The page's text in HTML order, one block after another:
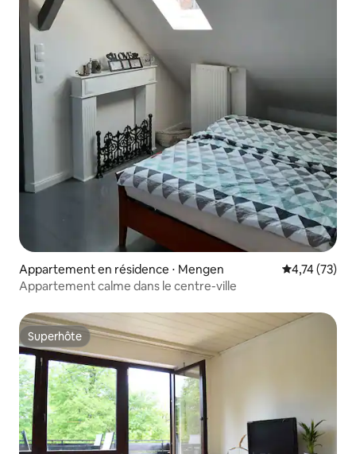
Appartement en résidence ⋅ Mengen Évaluation
4,74 (73)
Appartement calme dans le centre-ville
Superhôte
Superhôte